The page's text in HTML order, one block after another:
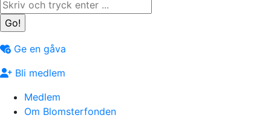
Ge en gåva
Bli medlem
Medlem
Om Blomsterfonden